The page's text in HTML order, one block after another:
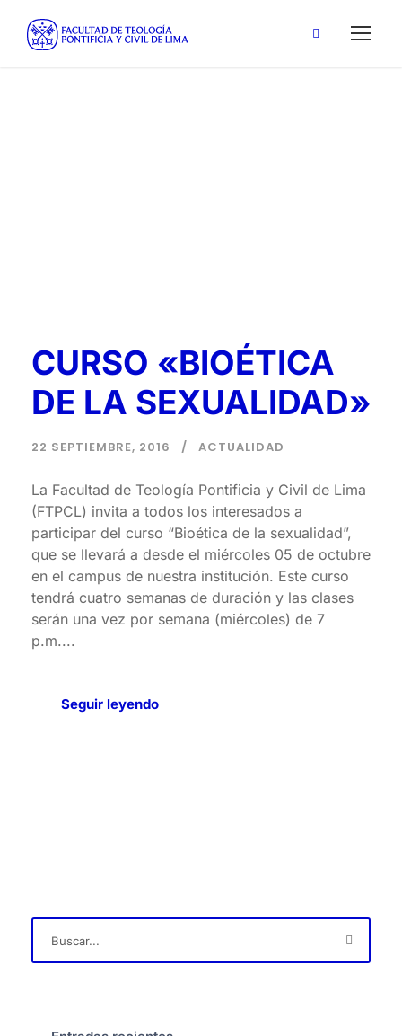
CURSO «BIOÉTICA
DE LA SEXUALIDAD»
22 SEPTIEMBRE, 2016 ACTUALIDAD
La Facultad de Teología Pontificia y Civil de Lima
(FTPCL) invita a todos los interesados a
participar del curso “Bioética de la sexualidad”,
que se llevará a desde el miércoles 05 de octubre
en el campus de nuestra institución. Este curso
tendrá cuatro semanas de duración y las clases
serán una vez por semana (miércoles) de 7
p.m....
Seguir leyendo